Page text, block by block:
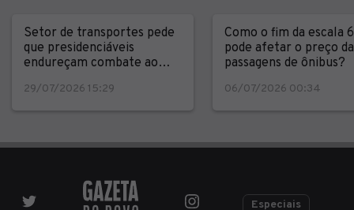
Setor de transportes pede
que presidenciáveis
endureçam combate ao
29/07/2026 15:29
Como o fim da escala
pode afetar o preço
passagens de ônibus?
06/07/2026 00:34
Especiais